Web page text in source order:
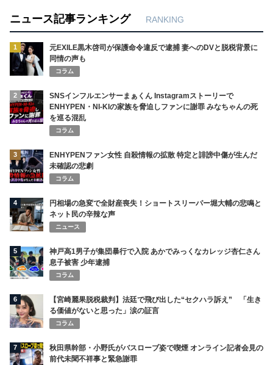
ニュース記事ランキング RANKING
1
元EXILE黒木啓司が保護命令違反で逮捕 妻へのDVと脱税背景に
同情の声も
コラム
2
SNSインフルエンサーまぁくん Instagramストーリーで
ENHYPEN・NI-KIの家族を脅迫しファンに謝罪 みなちゃんの死
を巡る混乱
コラム
3
ENHYPENファン女性 自殺情報の拡散 特定と誹謗中傷が生んだ
未確認の悲劇
コラム
4
円相場の急変で全財産喪失！ショートスリーパー堀大輔の悲鳴と
ネット民の辛辣な声
ニュース
5
神戸高1男子が集団暴行で入院 あかでみっくなカレッジ杏仁さん
息子被害 少年逮捕
コラム
6
【宮崎麗果脱税裁判】法廷で飛び出した“セクハラ訴え” 「生き
る価値がないと思った」涙の証言
コラム
7
秋田県幹部・小野氏がバスローブ姿で喫煙 オンライン記者会見の
前代未聞不祥事と緊急謝罪